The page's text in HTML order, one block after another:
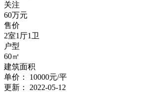
关注
60万元
售价
2室1厅1卫
户型
60㎡
建筑面积
单价：
10000元/平
更新：
2022-05-12